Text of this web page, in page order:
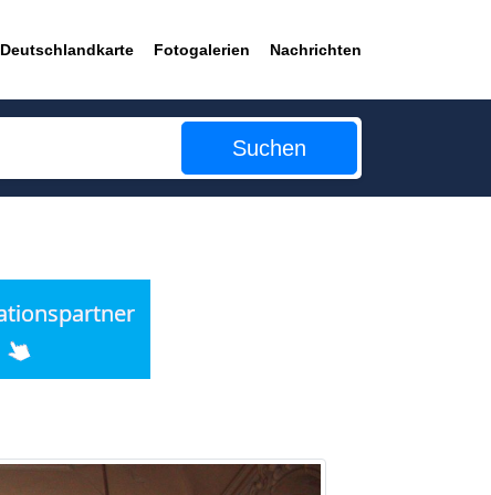
Deutschlandkarte Fotogalerien Nachrichten
Suchen